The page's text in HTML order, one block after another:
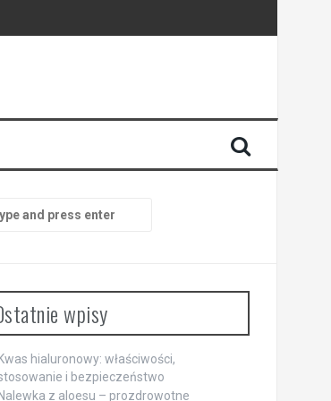
wpisy
Kwas hialuronowy: właściwości,
i bezpieczeństwo
Nalewka z aloesu – prozdrowotne